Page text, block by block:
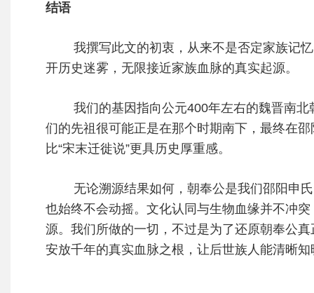
结语
我撰写此文的初衷，从来不是否定家族记忆
开历史迷雾，无限接近家族血脉的真实起源。
我们的基因指向公元400年左右的魏晋南北
们的先祖很可能正是在那个时期南下，最终在
比“宋末迁徙说”更具历史厚重感。
无论溯源结果如何，朝奉公是我们邵阳申氏
也始终不会动摇。文化认同与生物血缘并不冲
源。我们所做的一切，不过是为了还原朝奉公
安放千年的真实血脉之根，让后世族人能清晰